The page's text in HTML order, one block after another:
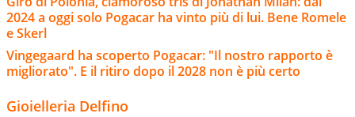
2024 a oggi solo Pogacar ha vinto più di lui. Bene Romele
e Skerl
Vingegaard ha scoperto Pogacar: "Il nostro rapporto è
migliorato". E il ritiro dopo il 2028 non è più certo
Gioielleria Delfino